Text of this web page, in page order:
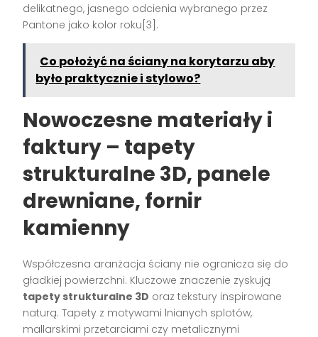
delikatnego, jasnego odcienia wybranego przez
Pantone jako kolor roku[3].
Co położyć na ściany na korytarzu aby
było praktycznie i stylowo?
Nowoczesne materiały i
faktury – tapety
strukturalne 3D, panele
drewniane, fornir
kamienny
Współczesna aranżacja ściany nie ogranicza się do
gładkiej powierzchni. Kluczowe znaczenie zyskują
tapety strukturalne 3D oraz tekstury inspirowane
naturą. Tapety z motywami lnianych splotów,
mallarskimi przetarciami czy metalicznymi